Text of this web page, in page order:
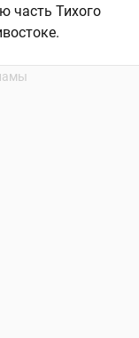
часть Тихого